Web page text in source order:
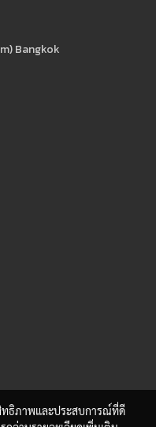
Bangkok
ทธิภาพและประสบการณ์ที่ดี